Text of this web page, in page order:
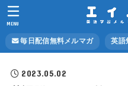
毎日配信無料メルマガ 英語
MENU
2023.05.02